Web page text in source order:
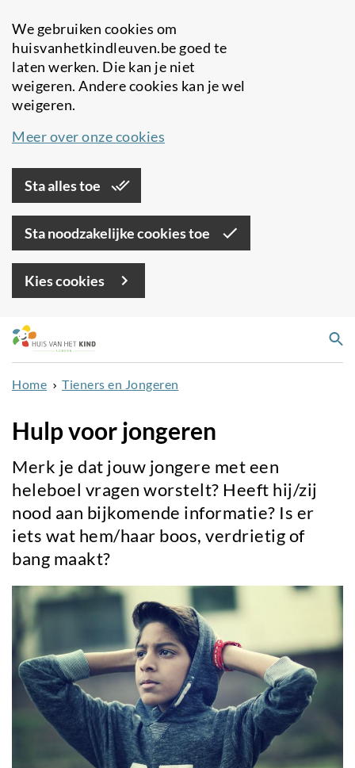
We gebruiken cookies om
huisvanhetkindleuven.be goed te
laten werken. Die kan je niet
weigeren. Andere cookies kan je wel
weigeren.
Meer over onze cookies
Sta alles toe
Sta noodzakelijke cookies toe
Kies cookies
Overslaan
en
naar
de
gaan
Home Tieners en Jongeren
Hulp voor jongeren
Merk je dat jouw jongere met een
heleboel vragen worstelt? Heeft hij/zij
nood aan bijkomende informatie? Is er
iets wat hem/haar boos, verdrietig of
bang maakt?